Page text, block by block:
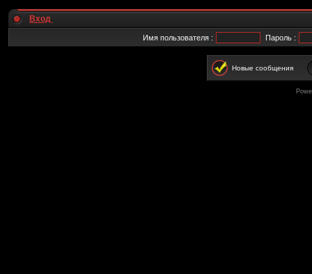
Вход
Имя пользователя : Пароль :
Новые сообщения